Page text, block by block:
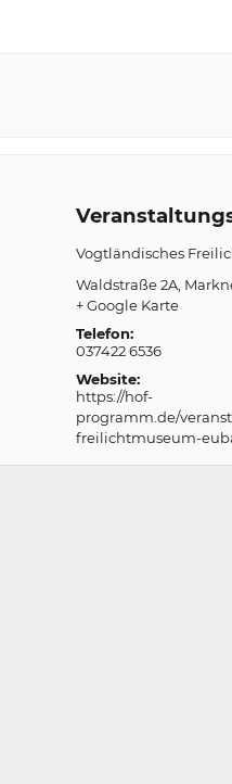
Vogtländisches
Waldstraße 2A
+ Google Karte
Telefon:
037422 6536
Website:
https://hof-
programm.de/
freilichtmuseum-